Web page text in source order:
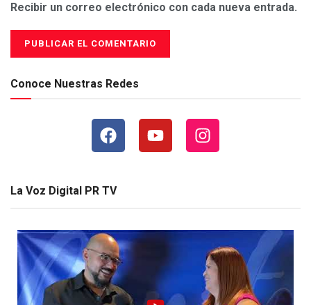
Recibir un correo electrónico con cada nueva entrada.
Conoce Nuestras Redes
La Voz Digital PR TV